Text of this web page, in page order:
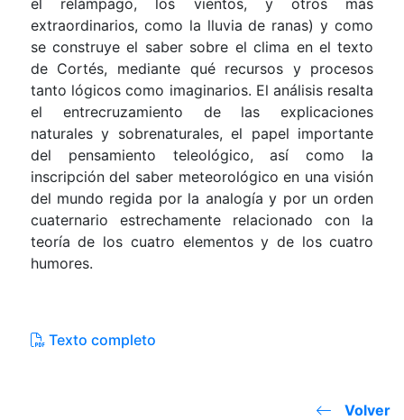
el relámpago, los vientos, y otros más
extraordinarios, como la lluvia de ranas) y como
se construye el saber sobre el clima en el texto
de Cortés, mediante qué recursos y procesos
tanto lógicos como imaginarios. El análisis resalta
el entrecruzamiento de las explicaciones
naturales y sobrenaturales, el papel importante
del pensamiento teleológico, así como la
inscripción del saber meteorológico en una visión
del mundo regida por la analogía y por un orden
cuaternario estrechamente relacionado con la
teoría de los cuatro elementos y de los cuatro
humores.
Texto completo
Volver